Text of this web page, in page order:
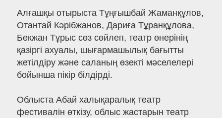
Алғашқы отырыста Тұңғышбай Жаманқұлов,
Отантай Кәрібжанов, Дариға Тұранқұлова,
Бекжан Тұрыс сөз сөйлеп, театр өнерінің
қазіргі ахуалы, шығармашылық бағытты
жетілдіру және саланың өзекті мәселелері
бойынша пікір білдірді.
Облыста Абай халықаралық театр
фестивалін өткізу, облыс жастарын театр